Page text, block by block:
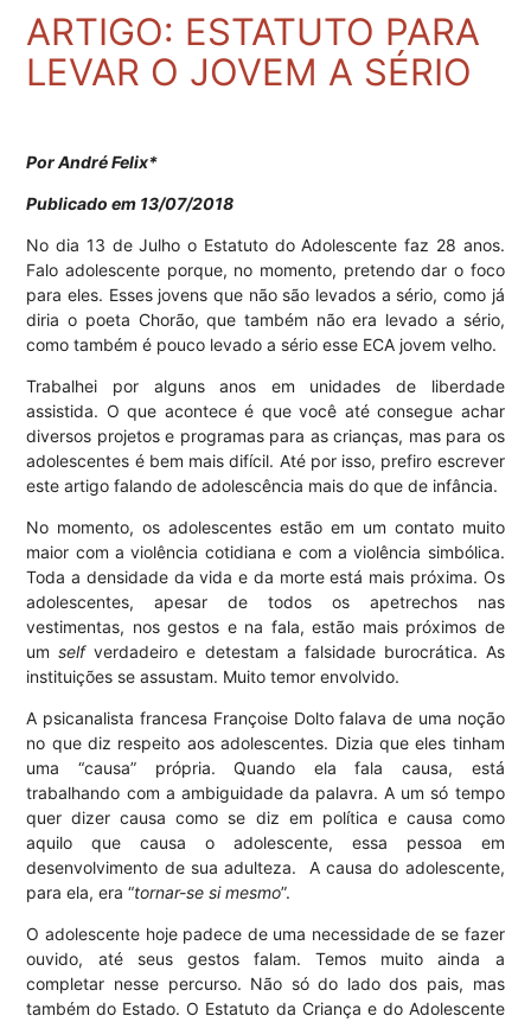
ARTIGO: ESTATUTO PARA
LEVAR O JOVEM A SÉRIO
Por André Felix*
Publicado em 13/07/2018
No dia 13 de Julho o Estatuto do Adolescente faz 28 anos.
Falo adolescente porque, no momento, pretendo dar o foco
para eles. Esses jovens que não são levados a sério, como já
diria o poeta Chorão, que também não era levado a sério,
como também é pouco levado a sério esse ECA jovem velho.
Trabalhei por alguns anos em unidades de liberdade
assistida. O que acontece é que você até consegue achar
diversos projetos e programas para as crianças, mas para os
adolescentes é bem mais difícil. Até por isso, prefiro escrever
este artigo falando de adolescência mais do que de infância.
No momento, os adolescentes estão em um contato muito
maior com a violência cotidiana e com a violência simbólica.
Toda a densidade da vida e da morte está mais próxima. Os
adolescentes, apesar de todos os apetrechos nas
vestimentas, nos gestos e na fala, estão mais próximos de
umselfverdadeiro e detestam a falsidade burocrática. As
instituições se assustam. Muito temor envolvido.
A psicanalista francesa Françoise Dolto falava de uma noção
no que diz respeito aos adolescentes. Dizia que eles tinham
uma “causa” própria. Quando ela fala causa, está
trabalhando com a ambiguidade da palavra. A um só tempo
quer dizer causa como se diz em política e causa como
aquilo que causa o adolescente, essa pessoa em
desenvolvimento de sua adulteza. A causa do adolescente,
para ela, era “tornar-se si mesmo”.
O adolescente hoje padece de uma necessidade de se fazer
ouvido, até seus gestos falam. Temos muito ainda a
completar nesse percurso. Não só do lado dos pais, mas
também do Estado. O Estatuto da Criança e do Adolescente